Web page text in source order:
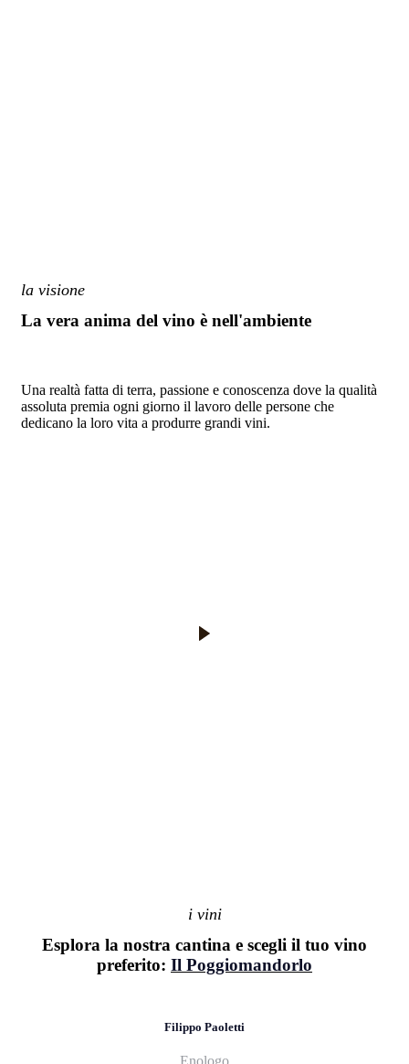
la visione
La vera anima del vino è nell'ambiente
Una realtà fatta di terra, passione e conoscenza dove la qualità
assoluta premia ogni giorno il lavoro delle persone che
dedicano la loro vita a produrre grandi vini.
i vini
Esplora la nostra cantina e scegli il tuo vino
preferito: Il Poggiomandorlo
Filippo Paoletti
Enologo